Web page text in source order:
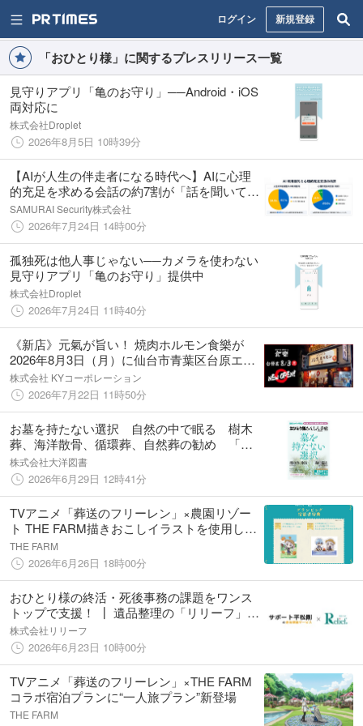
ログイン 新規登録
「おひとり様」に関するプレスリリース一覧
見守りアプリ「亀のお守り」──Android・iOS
両対応に
株式会社Droplet
2026年8月5日 10時39分
【AIが人生の伴走者になる時代へ】AIに心理
的充足を求める会話の約7割が「話を聞いてほ
しい」
SAMURAI Security株式会社
2026年7月24日 14時00分
孤独死は他人事じゃない──カメラを使わない
見守りアプリ「亀のお守り」提供中
株式会社Droplet
2026年7月24日 11時40分
《新店》元氣が旨い！ 焼肉ホルモン食樂が
2026年8月3日（月）に仙台市青葉区台原エリ
アにグランドオープン！
株式会社 KYコーポレーション
2026年7月22日 11時50分
お墓を持たない選択 自然の中で眠る 樹木
葬、海洋散骨、循環葬、自然葬の勧め 「お
ひとり様あんしん手帖」株式会社大洋図書よ
り6/29（月）発売いたします。
株式会社大洋図書
2026年6月29日 12時41分
TVアニメ「葬送のフリーレン」×農園リゾー
ト THE FARM描きおこしイラストを使用した
宿泊者限定特典を公開
THE FARM
2026年6月26日 18時00分
おひとり様の終活・死後事務の課題をワンス
トップで支援！ ┃ 遺品整理の「リリーフ」、
一般社団法人サポート平松剛と業務提携を開
始
株式会社リリーフ
2026年6月23日 10時00分
TVアニメ「葬送のフリーレン」×THE FARM
コラボ宿泊プランに“一人旅プラン”新登場
THE FARM